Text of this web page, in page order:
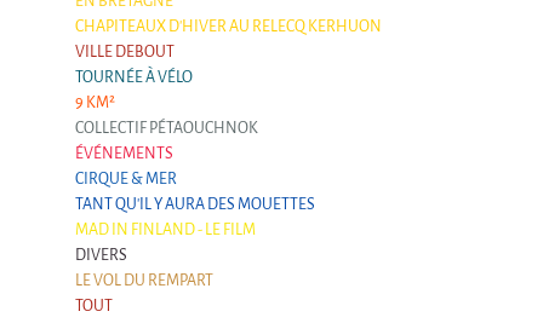
Générations Cirque
La Première Fois
Chapiteaux d'hiver au Relecq Kerhuon
Ville Debout
Dédoublez-moi
Les projets itinérants
Tournée à Vélo
CHAPITEAUX D'HIVER AU RELECQ KERHUON
VILLE DEBOUT
TOURNÉE À VÉLO
9 KM²
COLLECTIF PÉTAOUCHNOK
ÉVÉNEMENTS
CIRQUE & MER
TANT QU'IL Y AURA DES MOUETTES
MAD IN FINLAND - LE FILM
DIVERS
LE VOL DU REMPART
TOUT